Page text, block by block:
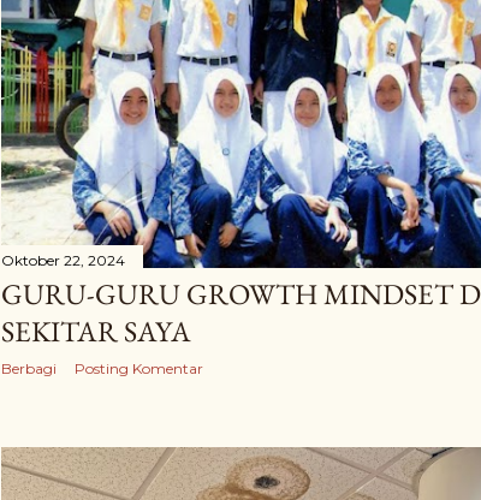
Oktober 22, 2024
GURU-GURU GROWTH MINDSET
SEKITAR SAYA
Berbagi Posting Komentar